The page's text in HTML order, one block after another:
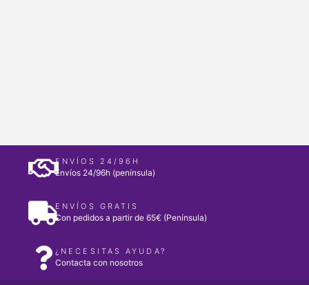
ENVÍOS 24/96H
Envíos 24/96h (península)
ENVÍOS GRATIS
Con pedidos a partir de 65€ (Península)
¿NECESITAS AYUDA?
Contacta con nosotros